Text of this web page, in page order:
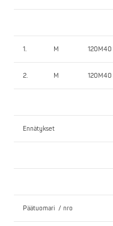
1. M 120M40
2. M 120M40
Ennätykset
Päätuomari / nro